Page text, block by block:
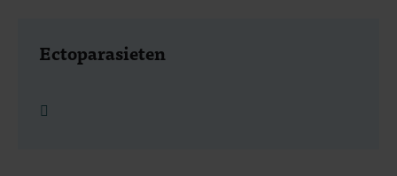
Ectoparasieten
Lees meer